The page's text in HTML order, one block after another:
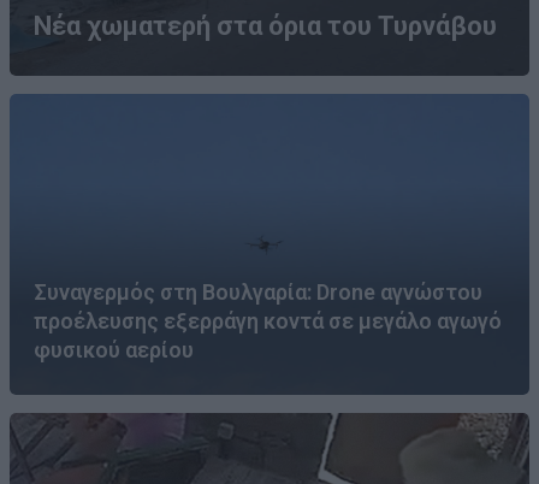
Νέα χωματερή στα όρια του Τυρνάβου
Συναγερμός στη Βουλγαρία: Drone αγνώστου
προέλευσης εξερράγη κοντά σε μεγάλο αγωγό
φυσικού αερίου